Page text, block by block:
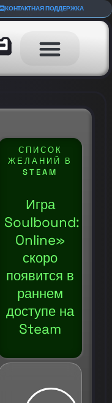
КОНТАКТНАЯ ПОДДЕРЖКА
СПИСОК
ЖЕЛАНИЙ В
STEAM
Игра
Soulbound:
Online»
скоро
появится в
раннем
доступе на
Steam